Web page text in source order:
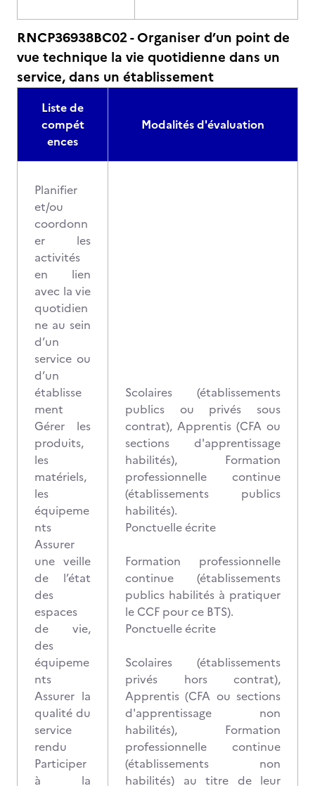
RNCP36938BC02 - Organiser d’un point de
vue technique la vie quotidienne dans un
service, dans un établissement
Liste de
compét
ences
Modalités d'évaluation
Planifier
et/ou
coordonn
er les
activités
en lien
avec la vie
quotidien
ne au sein
d’un
service ou
d’un
établisse
ment
Gérer les
produits,
les
matériels,
les
équipeme
nts
Assurer
une veille
de l’état
des
espaces
de vie,
des
équipeme
nts
Assurer la
qualité du
service
rendu
Participer
à la
Scolaires (établissements
publics ou privés sous
contrat), Apprentis (CFA ou
sections d'apprentissage
habilités), Formation
professionnelle continue
(établissements publics
habilités).
Ponctuelle écrite
Formation professionnelle
continue (établissements
publics habilités à pratiquer
le CCF pour ce BTS).
Ponctuelle écrite
Scolaires (établissements
privés hors contrat),
Apprentis (CFA ou sections
d'apprentissage non
habilités), Formation
professionnelle continue
(établissements non
habilités) au titre de leur